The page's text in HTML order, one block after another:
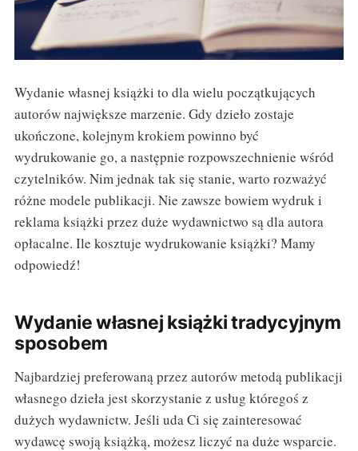
Wydanie własnej książki to dla wielu początkujących
autorów największe marzenie. Gdy dzieło zostaje
ukończone, kolejnym krokiem powinno być
wydrukowanie go, a następnie rozpowszechnienie wśród
czytelników. Nim jednak tak się stanie, warto rozważyć
różne modele publikacji. Nie zawsze bowiem wydruk i
reklama książki przez duże wydawnictwo są dla autora
opłacalne. Ile kosztuje wydrukowanie książki? Mamy
odpowiedź!
Wydanie własnej książki tradycyjnym
sposobem
Najbardziej preferowaną przez autorów metodą publikacji
własnego dzieła jest skorzystanie z usług któregoś z
dużych wydawnictw. Jeśli uda Ci się zainteresować
wydawcę swoją książką, możesz liczyć na duże wsparcie.